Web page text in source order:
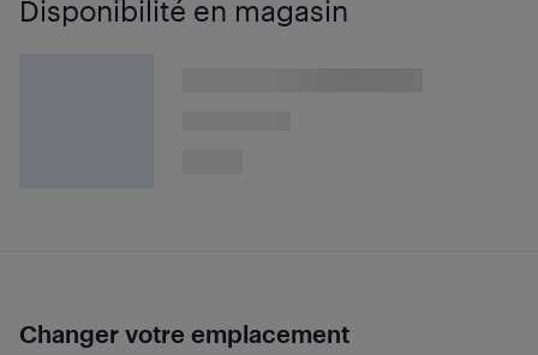
Disponibilité en magasin
Changer votre emplacement